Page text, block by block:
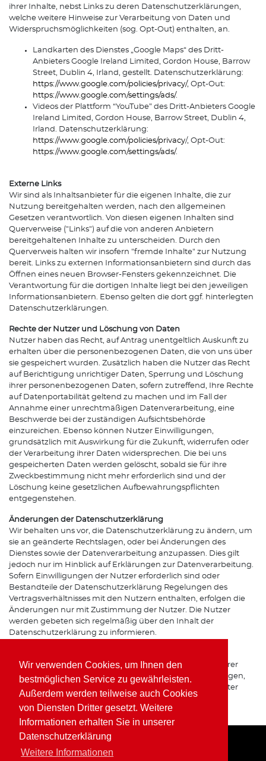
Wir verwenden Cookies, um Ihnen den
bestmöglichen Service zu gewährleisten.
Außerdem werden teilweise auch Cookies
von Diensten Dritter gesetzt. Weitere
Informationen erhalten Sie in unserer
Datenschutzerklärung
Weitere Informationen
ihrer Inhalte, nebst Links zu deren Datenschutzerklärungen,
welche weitere Hinweise zur Verarbeitung von Daten und
Widerspruchsmöglichkeiten (sog. Opt-Out) enthalten, an.
Landkarten des Dienstes „Google Maps“ des Dritt-
Anbieters Google Ireland Limited, Gordon House, Barrow
Street, Dublin 4, Irland, gestellt. Datenschutzerklärung:
https://www.google.com/policies/privacy/, Opt-Out:
https://www.google.com/settings/ads/.
Videos der Plattform “YouTube” des Dritt-Anbieters Google
Ireland Limited, Gordon House, Barrow Street, Dublin 4,
Irland. Datenschutzerklärung:
https://www.google.com/policies/privacy/, Opt-Out:
https://www.google.com/settings/ads/.
Externe Links
Wir sind als Inhaltsanbieter für die eigenen Inhalte, die zur
Nutzung bereitgehalten werden, nach den allgemeinen
Gesetzen verantwortlich. Von diesen eigenen Inhalten sind
Querverweise ("Links") auf die von anderen Anbietern
bereitgehaltenen Inhalte zu unterscheiden. Durch den
Querverweis halten wir insofern "fremde Inhalte" zur Nutzung
bereit. Links zu externen Informationsanbietern sind durch das
Öffnen eines neuen Browser-Fensters gekennzeichnet. Die
Verantwortung für die dortigen Inhalte liegt bei den jeweiligen
Informationsanbietern. Ebenso gelten die dort ggf. hinterlegten
Datenschutzerklärungen.
Rechte der Nutzer und Löschung von Daten
Nutzer haben das Recht, auf Antrag unentgeltlich Auskunft zu
erhalten über die personenbezogenen Daten, die von uns über
sie gespeichert wurden. Zusätzlich haben die Nutzer das Recht
auf Berichtigung unrichtiger Daten, Sperrung und Löschung
ihrer personenbezogenen Daten, sofern zutreffend, Ihre Rechte
auf Datenportabilität geltend zu machen und im Fall der
Annahme einer unrechtmäßigen Datenverarbeitung, eine
Beschwerde bei der zuständigen Aufsichtsbehörde
einzureichen. Ebenso können Nutzer Einwilligungen,
grundsätzlich mit Auswirkung für die Zukunft, widerrufen oder
der Verarbeitung ihrer Daten widersprechen. Die bei uns
gespeicherten Daten werden gelöscht, sobald sie für ihre
Zweckbestimmung nicht mehr erforderlich sind und der
Löschung keine gesetzlichen Aufbewahrungspflichten
entgegenstehen.
Änderungen der Datenschutzerklärung
Wir behalten uns vor, die Datenschutzerklärung zu ändern, um
sie an geänderte Rechtslagen, oder bei Änderungen des
Dienstes sowie der Datenverarbeitung anzupassen. Dies gilt
jedoch nur im Hinblick auf Erklärungen zur Datenverarbeitung.
Sofern Einwilligungen der Nutzer erforderlich sind oder
Bestandteile der Datenschutzerklärung Regelungen des
Vertragsverhältnisses mit den Nutzern enthalten, erfolgen die
Änderungen nur mit Zustimmung der Nutzer. Die Nutzer
werden gebeten sich regelmäßig über den Inhalt der
Datenschutzerklärung zu informieren.
Bei Fragen zur Erhebung, Verarbeitung oder Nutzung Ihrer
personenbezogenen Daten, bei Auskünften, Berichtigungen,
Sperrung oder Löschung von Daten sowie Widerruf erteilter
Einwilligungen wenden Sie sich bitte an unsere(n)
Datenschutzbeauftragte(n) bzw. Apothekeninhaber(in).
Home Impressum